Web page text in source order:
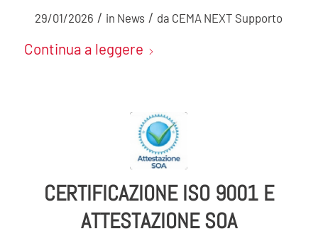
29/01/2026 / in News / da CEMA NEXT Supporto
Continua a leggere
CERTIFICAZIONE ISO 9001 E
ATTESTAZIONE SOA